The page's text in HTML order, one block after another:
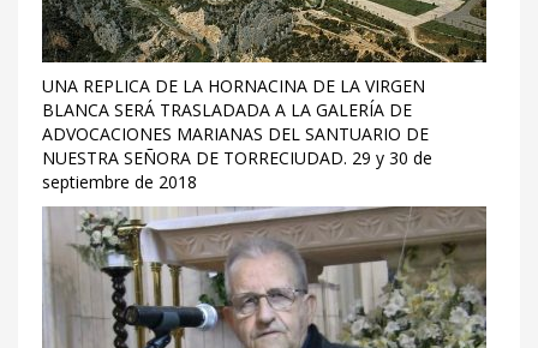
UNA REPLICA DE LA HORNACINA DE LA VIRGEN
BLANCA SERÁ TRASLADADA A LA GALERÍA DE
ADVOCACIONES MARIANAS DEL SANTUARIO DE
NUESTRA SEÑORA DE TORRECIUDAD. 29 y 30 de
septiembre de 2018